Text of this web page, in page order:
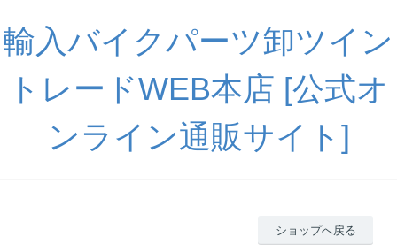
輸入バイクパーツ卸ツイン
トレードWEB本店 [公式オ
ンライン通販サイト]
ショップへ戻る